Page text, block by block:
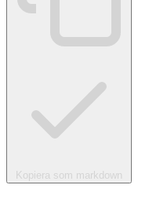
Kopiera som markdown